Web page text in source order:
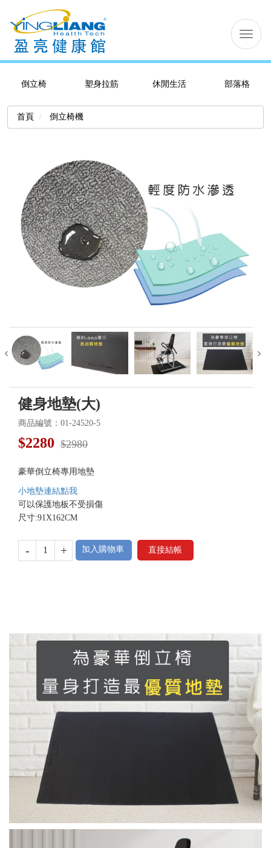
切
换
导
倒立椅
塑身拉筋 休閒生活 部落格
首頁 倒立椅機
健身地墊(大)
商品編號：01-24520-5
$2280 $2980
豪華倒立椅專用地墊
小地墊連結點我
可以保護地板不受損傷
尺寸:91X162CM
- + 加入購物車 直接結帳